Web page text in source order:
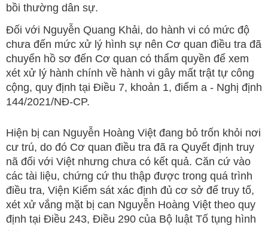
bồi thường dân sự.
Đối với Nguyễn Quang Khải, do hành vi có mức độ
chưa đến mức xử lý hình sự nên Cơ quan điều tra đã
chuyển hồ sơ đến Cơ quan có thẩm quyền để xem
xét xử lý hành chính về hành vi gây mất trật tự công
cộng, quy định tại Điều 7, khoản 1, điểm a - Nghị định
144/2021/NĐ-CP.
Hiện bị can Nguyễn Hoàng Việt đang bỏ trốn khỏi nơi
cư trú, do đó Cơ quan điều tra đã ra Quyết định truy
nã đối với Việt nhưng chưa có kết quả. Căn cứ vào
các tài liệu, chứng cứ thu thập được trong quá trình
điều tra, Viện Kiểm sát xác định đủ cơ sở để truy tố,
xét xử vắng mặt bị can Nguyễn Hoàng Việt theo quy
định tại Điều 243, Điều 290 của Bộ luật Tố tụng hình